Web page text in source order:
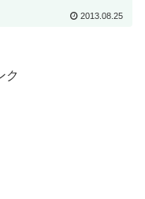
2013.08.25
ク